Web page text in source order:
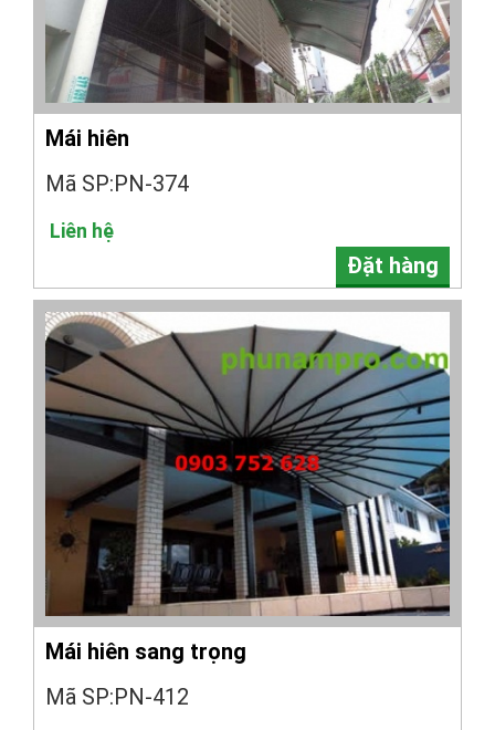
Mái hiên
Mã SP:PN-374
Liên hệ
Đặt hàng
Mái hiên sang trọng
Mã SP:PN-412